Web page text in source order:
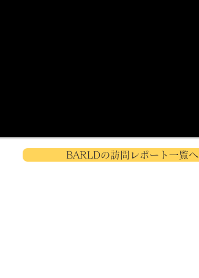
BARLDの訪問レポート一覧へ